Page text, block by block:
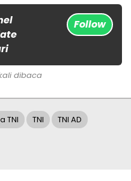
Follow
dibaca
TNI TNI TNI AD